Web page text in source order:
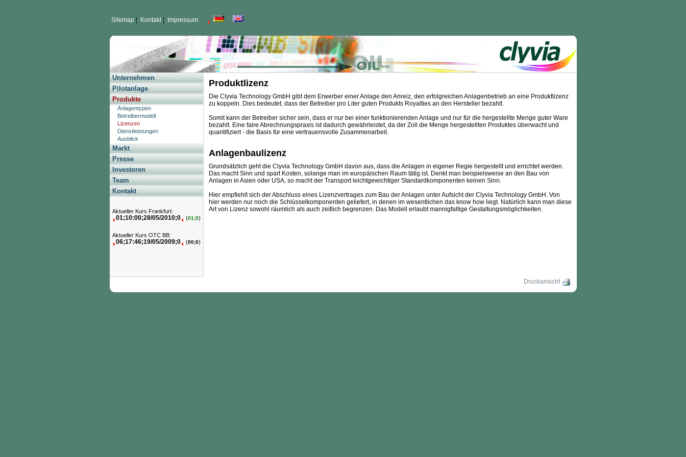
Sitemap¦ Kontakt¦ Impressum
Unternehmen
Pilotanlage
Produkte
Anlagentypen
Betreibermodell
Lizenzen
Dienstleistungen
Ausblick
Markt
Presse
Investoren
Team
Kontakt
Aktueller Kurs Frankfurt:
01;10:00;28/05/2010;0 (01;0)
Aktueller Kurs OTC BB:
06;17:46;19/05/2009;0 (00;0)
Produktlizenz
Die Clyvia Technology GmbH gibt dem Erwerber einer Anlage den Anreiz, den erfolgreichen Anlagenbetrieb an eine Produktlizenz
zu koppeln. Dies bedeutet, dass der Betreiber pro Liter guten Produkts Royalties an den Hersteller bezahlt.
Somit kann der Betreiber sicher sein, dass er nur bei einer funktionierenden Anlage und nur für die hergestellte Menge guter Ware
bezahlt. Eine faire Abrechnungspraxis ist dadurch gewährleistet, da der Zoll die Menge hergestellten Produktes überwacht und
quantifiziert - die Basis für eine vertrauensvolle Zusammenarbeit.
Anlagenbaulizenz
Grundsätzlich geht die Clyvia Technology GmbH davon aus, dass die Anlagen in eigener Regie hergestellt und errichtet werden.
Das macht Sinn und spart Kosten, solange man im europäischen Raum tätig ist. Denkt man beispielsweise an den Bau von
Anlagen in Asien oder USA, so macht der Transport leichtgewichtiger Standardkomponenten keinen Sinn.
Hier empfiehlt sich der Abschluss eines Lizenzvertrages zum Bau der Anlagen unter Aufsicht der Clyvia Technology GmbH. Von
hier werden nur noch die Schlüsselkomponenten geliefert, in denen im wesentlichen das know how liegt. Natürlich kann man diese
Art von Lizenz sowohl räumlich als auch zeitlich begrenzen. Das Modell erlaubt mannigfaltige Gestaltungsmöglichkeiten.
Druckansicht